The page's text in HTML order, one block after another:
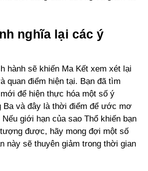
nghĩa lại các ý
hành sẽ khiến Ma Kết xem xét lại
quan điểm hiện tại. Bạn đã tìm
để hiện thực hóa một số ý
Ba và đây là thời điểm để ước mơ
giới hạn của sao Thổ khiến bạn
được, hãy mong đợi một số
này sẽ thuyên giảm trong thời gian